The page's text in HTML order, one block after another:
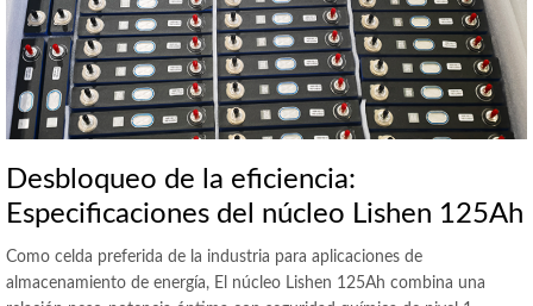
Desbloqueo de la eficiencia:
Especificaciones del núcleo Lishen 125Ah
Como celda preferida de la industria para aplicaciones de
almacenamiento de energía, El núcleo Lishen 125Ah combina una